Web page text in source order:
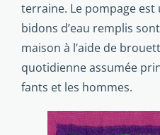
terraine. Le pompage est
bidons d’eau remplis
maison à l’aide de
quotidienne assumée
fants et les hommes.